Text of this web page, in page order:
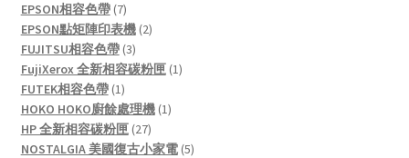
EPSON相容色帶 77
products
EPSON點矩陣印表機 22
FUJITSU相容色帶 33
products
FujiXerox 全新相容碳粉匣 11
FUTEK相容色帶 11
product
HOKO HOKO廚餘處理機 11
HP 全新相容碳粉匣 2727
products
NOSTALGIA 美國復古小家電 55